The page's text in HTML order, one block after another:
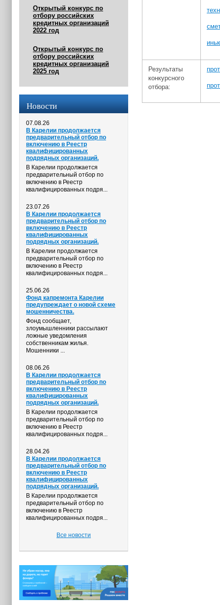
Открытый конкурс по
отбору российских
кредитных организаций
2022 год
Открытый конкурс по
отбору российских
кредитных организаций
2025 год
Новости
07.08.26
В Карелии продолжается
предварительный отбор по
включению в Реестр
квалифицированных
подрядных организаций.
В Карелии продолжается
предварительный отбор по
включению в Реестр
квалифицированных подря...
23.07.26
В Карелии продолжается
предварительный отбор по
включению в Реестр
квалифицированных
подрядных организаций.
В Карелии продолжается
предварительный отбор по
включению в Реестр
квалифицированных подря...
25.06.26
Фонд капремонта Карелии
предупреждает о новой схеме
мошенничества.
Фонд сообщает,
злоумышленники рассылают
ложные уведомления
собственникам жилья.
Мошенники ...
08.06.26
В Карелии продолжается
предварительный отбор по
включению в Реестр
квалифицированных
подрядных организаций.
В Карелии продолжается
предварительный отбор по
включению в Реестр
квалифицированных подря...
28.04.26
В Карелии продолжается
предварительный отбор по
включению в Реестр
квалифицированных
подрядных организаций.
В Карелии продолжается
предварительный отбор по
включению в Реестр
квалифицированных подря...
Все новости
Результаты
конкурсного
отбора: